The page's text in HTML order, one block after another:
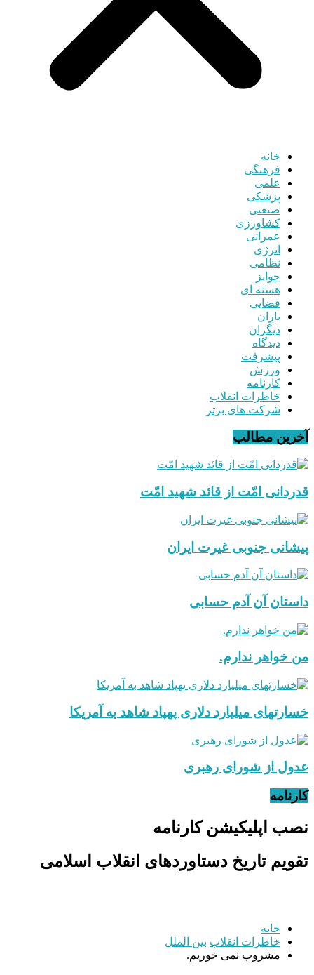
خانه
فرهنگی
علمی
پزشکی
صنعتی
کشاورزی
عمرانی
انرژی
نظامی
جوایز
هسته ای
قضایی
یاران
دیگران
دیدگاه
پیشرفت
ورزش
کارنامه
خاطرات انقلاب
شرکت های برتر
آخرین مطالب
قدردانی امّت از قائد شهید امّت
پیشانی جنوبی غیرت ایران
داستان آن آدم حسابی
من خواهر ندارم.
خسارتهای میلیارد دلاری پهپاد شاهد به آمریکا
عدول از شورای رهبری
کارنامه
نصب اپلیکیشن کارنامه
تقویم تاریخ دستاوردهای انقلاب اسلامی
خانه
خاطرات انقلاب بین الملل
مشروب نمی خوریم.